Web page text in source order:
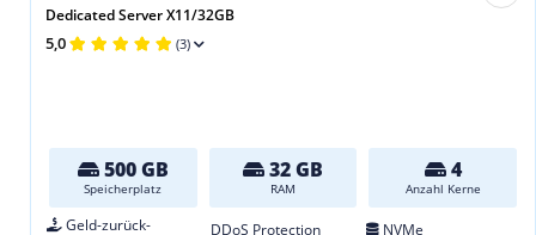
Dedicated Server X11/32GB
5,0 (3)
500 GB
Speicherplatz
32 GB
RAM
4
Anzahl Kerne
Geld-zurück- DDoS Protection NVMe